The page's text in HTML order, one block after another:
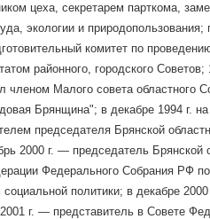
цеха, секретарем парткома,
экологии и природопользования;
комитет по
районного, городского
членом Малого совета областного
Брянщина"; в декабре 1994 г.
председателя Брянской
2000 г. — председатель Брянской
Федерального Собрания РФ
политики; в декабре
г. — представитель в Совете